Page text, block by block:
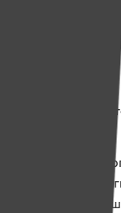
Алесю снова
В 90-х каждый
— В 1990 году,
не было